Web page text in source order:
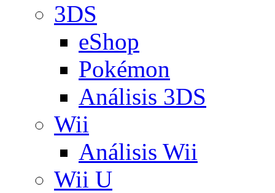
3DS
eShop
Pokémon
Análisis 3DS
Wii
Análisis Wii
Wii U